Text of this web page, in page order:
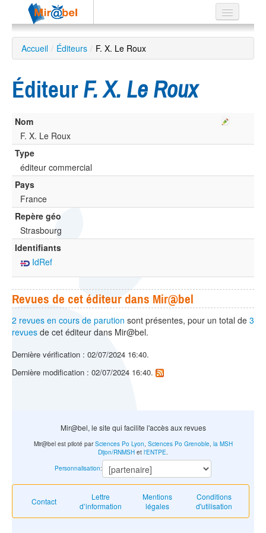
Le réseau
Soutien
Listes
avancée
EN
ES
?
Accueil / Éditeurs / F. X. Le Roux
Éditeur F. X. Le Roux
Nom
F. X. Le Roux
Type
éditeur commercial
Pays
France
Repère géo
Strasbourg
Identifiants
IdRef
Revues de cet éditeur dans Mir@bel
2 revues en cours de parution sont présentes, pour un total de 3
revues de cet éditeur dans Mir@bel.
Dernière vérification : 02/07/2024 16:40.
Dernière modification : 02/07/2024 16:40.
Mir@bel, le site qui facilite l'accès aux revues
Contact
Lettre
d’information
Mentions
légales
Conditions
d'utilisation
Mir@bel est piloté parSciences Po Lyon, Sciences Po Grenoble, la MSH
Dijon/RNMSH et l'ENTPE.
Personnalisation: